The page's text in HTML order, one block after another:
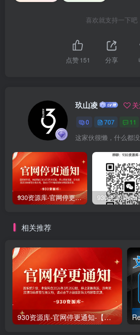
喜欢就支持一下吧
点赞151 分享
玖山凌
0 707 11
这家伙很懒，什么都
930资源库-官网停更通知-【换在线文档更新-每日更新】
相关推荐
930资源库-官网停更通知-【换在线文档更新-每日更新】